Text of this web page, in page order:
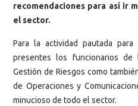
recomendaciones para así ir
el sector.
Para la actividad pautada
presentes los funcionarios
Gestión de Riesgos como
de Operaciones y
minucioso de todo el sector.